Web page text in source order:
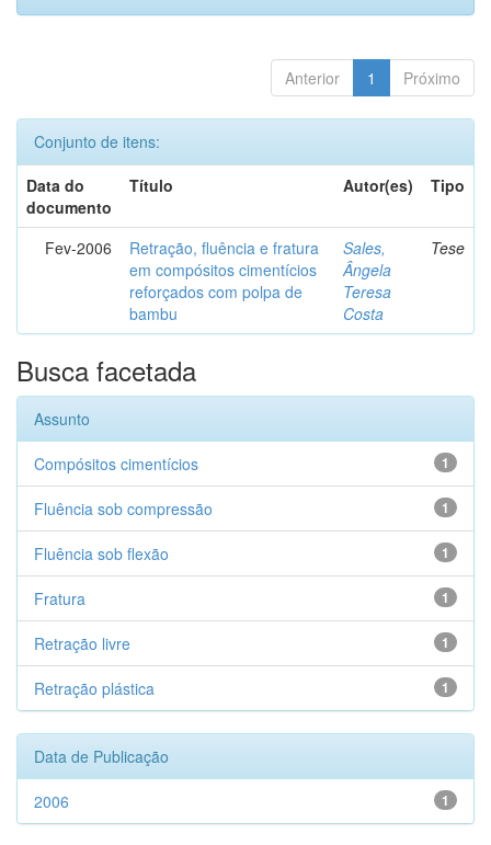
Anterior 1 Próximo
Conjunto de itens:
Data do
documento
Título Autor(es) Tipo
Fev-2006
Retração, fluência e fratura
em compósitos cimentícios
reforçados com polpa de
bambu
Sales,
Ângela
Teresa
Costa
Tese
Busca facetada
Assunto
1
Compósitos cimentícios
1
Fluência sob compressão
1
Fluência sob flexão
1
Fratura
1
Retração livre
1
Retração plástica
Data de Publicação
1
2006